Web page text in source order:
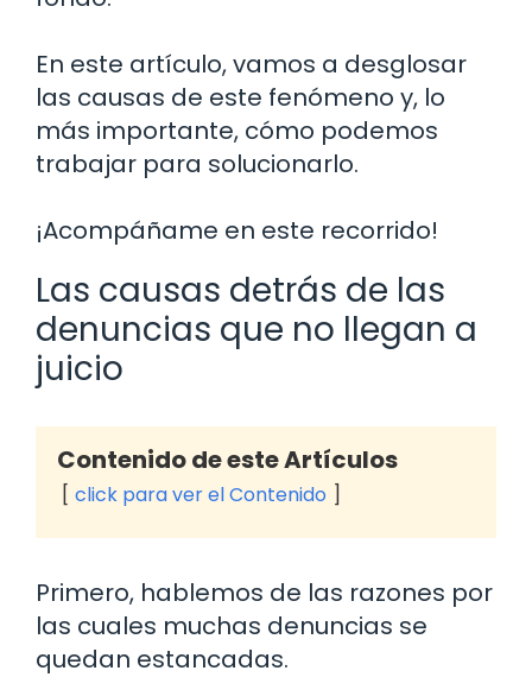
En este artículo, vamos a desglosar
las causas de este fenómeno y, lo
más importante, cómo podemos
trabajar para solucionarlo.
¡Acompáñame en este recorrido!
Las causas detrás de las
denuncias que no llegan a
juicio
Contenido de este Artículos
click para ver el Contenido
Primero, hablemos de las razones por
las cuales muchas denuncias se
quedan estancadas.